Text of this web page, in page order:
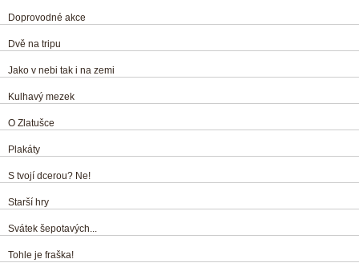
Doprovodné akce
Dvě na tripu
Jako v nebi tak i na zemi
Kulhavý mezek
O Zlatušce
Plakáty
S tvojí dcerou? Ne!
Starší hry
Svátek šepotavých...
Tohle je fraška!